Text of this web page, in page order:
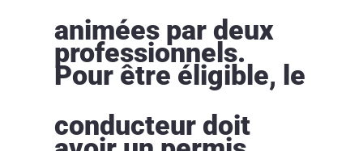
animées par deux
professionnels.
Pour être éligible, le
conducteur doit